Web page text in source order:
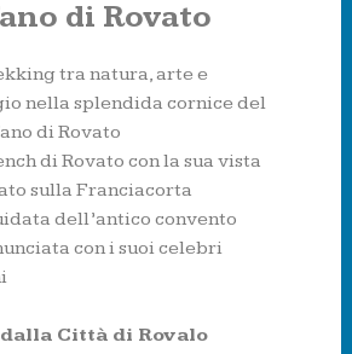
di Rovato
tra natura, arte e
nella splendida cornice del
di Rovato
di Rovato con la sua vista
sulla Franciacorta
dell’antico convento
con i suoi celebri
Città di Rovalo